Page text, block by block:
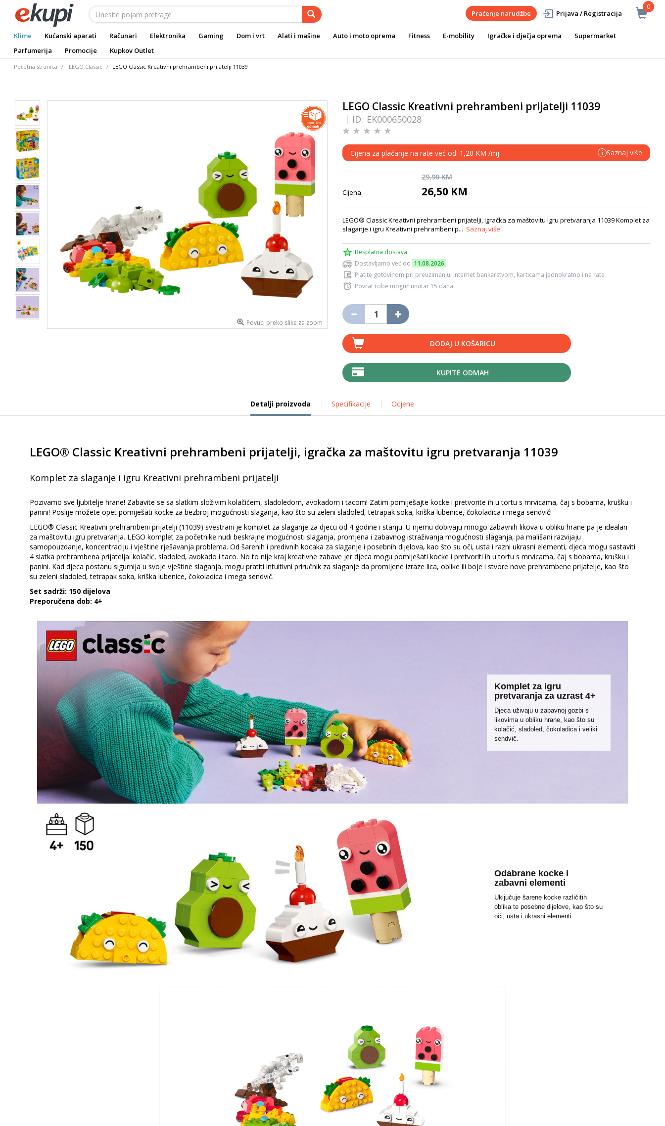
0
Praćenje narudžbe Prijava / Registracija
Klime Kućanski aparati Računari Elektronika Gaming Dom i vrt Alati i mašine Auto i moto oprema Fitness E-mobility Igračke i dječja oprema
Supermarket
Parfumerija
Promocije Kupkov Outlet
Početna stranica LEGO Classic LEGO Classic Kreativni prehrambeni prijatelji 11039
Povuci preko slike za zoom
LEGO Classic Kreativni prehrambeni prijatelji 11039
ID: EK000650028
Cijena za plaćanje na rate već od: 1,20 KM /mj. i Saznaj više
29,90 KM
Cijena 26,50 KM
LEGO® Classic Kreativni prehrambeni prijatelji, igračka za maštovitu igru pretvaranja 11039 Komplet za
slaganje i igru Kreativni prehrambeni p... Saznaj više
Besplatna dostava
Dostavljamo već od 11.08.2026
Platite gotovinom pri preuzimanju, Internet bankarstvom, karticama jednokratno i na rate
Povrat robe moguć unutar 15 dana
DODAJ U KOŠARICU
KUPITE ODMAH
Detalji proizvoda Specifikacije Ocjene
LEGO® Classic Kreativni prehrambeni prijatelji, igračka za maštovitu igru pretvaranja 11039
Komplet za slaganje i igru Kreativni prehrambeni prijatelji
Pozivamo sve ljubitelje hrane! Zabavite se sa slatkim složivim kolačićem, sladoledom, avokadom i tacom! Zatim pomiješajte kocke i pretvorite ih u tortu s mrvicama, čaj s bobama, krušku i
panini! Poslije možete opet pomiješati kocke za bezbroj mogućnosti slaganja, kao što su zeleni sladoled, tetrapak soka, kriška lubenice, čokoladica i mega sendvič!
LEGO® Classic Kreativni prehrambeni prijatelji (11039) svestrani je komplet za slaganje za djecu od 4 godine i stariju. U njemu dobivaju mnogo zabavnih likova u obliku hrane pa je idealan
za maštovitu igru pretvaranja. LEGO komplet za početnike nudi beskrajne mogućnosti slaganja, promjena i zabavnog istraživanja mogućnosti slaganja, pa mališani razvijaju
samopouzdanje, koncentraciju i vještine rješavanja problema. Od šarenih i predivnih kocaka za slaganje i posebnih dijelova, kao što su oči, usta i razni ukrasni elementi, djeca mogu sastaviti
4 slatka prehrambena prijatelja: kolačić, sladoled, avokado i taco. No to nije kraj kreativne zabave jer djeca mogu pomiješati kocke i pretvoriti ih u tortu s mrvicama, čaj s bobama, krušku i
panini. Kad djeca postanu sigurnija u svoje vještine slaganja, mogu pratiti intuitivni priručnik za slaganje da promijene izraze lica, oblike ili boje i stvore nove prehrambene prijatelje, kao što
su zeleni sladoled, tetrapak soka, kriška lubenice, čokoladica i mega sendvič.
Set sadrži: 150 dijelova
Preporučena dob: 4+
Komplet za igru
pretvaranja za uzrast 4+
Djeca uživaju u zabavnoj gozbi s
likovima u obliku hrane, kao što su
kolačić, sladoled, čokoladica i veliki
sendvič.
Odabrane kocke i
zabavni elementi
Uključuje šarene kocke različitih
oblika te posebne dijelove, kao što su
oči, usta i ukrasni elementi.